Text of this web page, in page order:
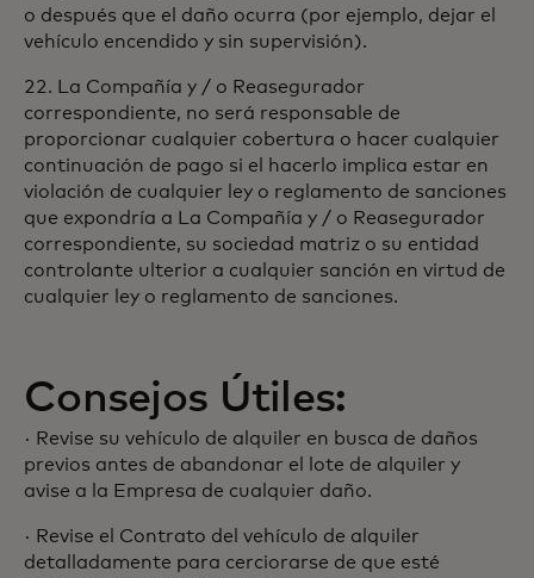
o después que el daño ocurra (por ejemplo, dejar el
vehículo encendido y sin supervisión).
22. La Compañía y / o Reasegurador
correspondiente, no será responsable de
proporcionar cualquier cobertura o hacer cualquier
continuación de pago si el hacerlo implica estar en
violación de cualquier ley o reglamento de sanciones
que expondría a La Compañía y / o Reasegurador
correspondiente, su sociedad matriz o su entidad
controlante ulterior a cualquier sanción en virtud de
cualquier ley o reglamento de sanciones.
Consejos Útiles:
· Revise su vehículo de alquiler en busca de daños
previos antes de abandonar el lote de alquiler y
avise a la Empresa de cualquier daño.
· Revise el Contrato del vehículo de alquiler
detalladamente para cerciorarse de que esté